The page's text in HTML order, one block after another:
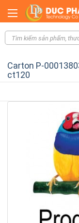
Carton P-
ct120